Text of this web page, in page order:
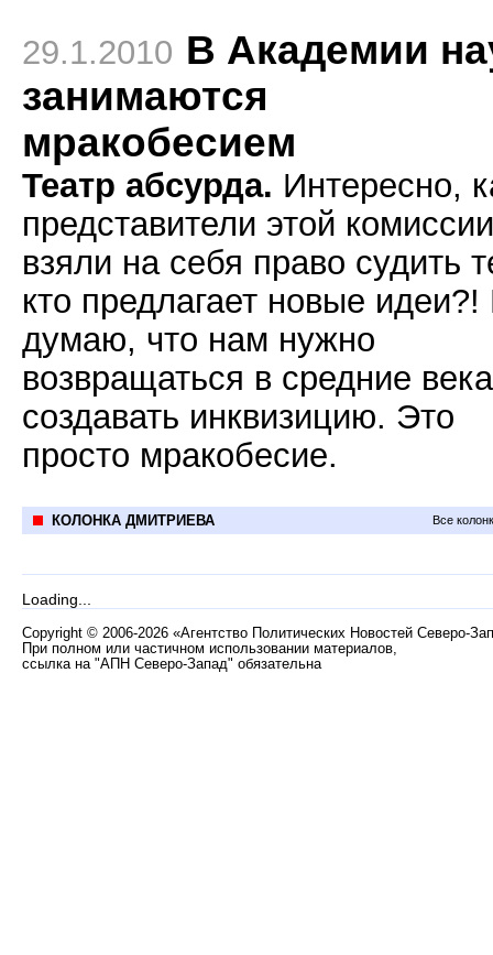
29.1.2010 В Академии
занимаются
мракобесием
Театр абсурда. Интересно,
представители этой комиссии
взяли на себя право судить
кто предлагает новые
думаю, что нам нужно
возвращаться в средние
создавать инквизицию. Это
просто мракобесие.
КОЛОНКА ДМИТРИЕВА Все
Loading...
Copyright © 2006-2026 «Агентство Политических Новостей Северо-
При полном или частичном использовании материалов,
ссылка на "АПН Северо-Запад" обязательна